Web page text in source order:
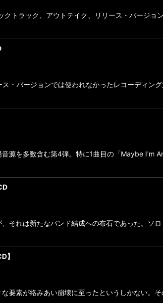
クトラック、アウトテイク、リリース・バージ
・バージョンでは使われなかったレコーディ
源を多数含む第4弾。特に1曲目の「Maybe I'm
それは新たなバンド結成への布石であった。ソ
】
要素が絡みあい崩壊に至ったというしかない。